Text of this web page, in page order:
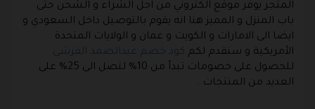
المتجر يوفر موقع الكتروني من اجل الشراء و الشحن حتى
باب المنزل و المميز هنا انه يقوم بالتوصيل داخل السعودي و
ايضا الى الامارات و الكويت و عمان و الولايات المتحدة
الأمريكية و سنقدم لكم كود خصم عبدالصمد القرشي
للحصول على خصومات تبدأ من 10% لتصل الى 25% على
العديد من المنتجات .